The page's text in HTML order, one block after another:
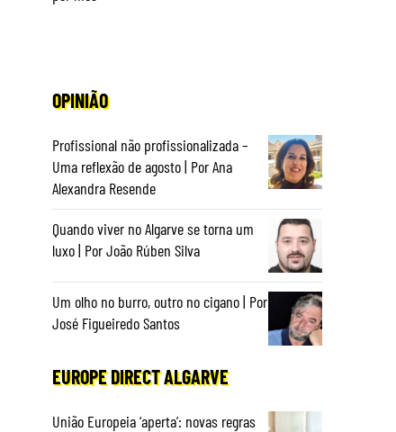
OPINIÃO
Profissional não profissionalizada –
Uma reflexão de agosto | Por Ana
Alexandra Resende
Quando viver no Algarve se torna um
luxo | Por João Rúben Silva
Um olho no burro, outro no cigano | Por
José Figueiredo Santos
EUROPE DIRECT ALGARVE
União Europeia ‘aperta’: novas regras